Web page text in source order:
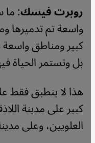
روبرت فيسك:
واسعة تم تدميرها
كبير ومناطق
بل وتستمر الحياة
هذا لا ينطبق
كبير على مدينة
العلويين، وعلى